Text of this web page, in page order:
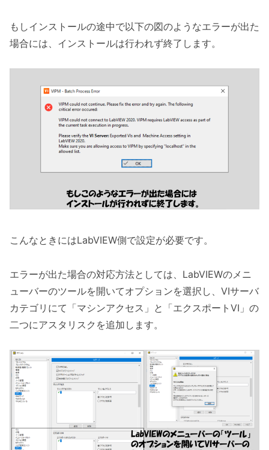
もしインストールの途中で以下の図のようなエラーが出た
場合には、インストールは行われず終了します。
こんなときにはLabVIEW側で設定が必要です。
エラーが出た場合の対応方法としては、LabVIEWのメニ
ューバーのツールを開いてオプションを選択し、VIサーバ
カテゴリにて「マシンアクセス」と「エクスポートVI」の
二つにアスタリスクを追加します。